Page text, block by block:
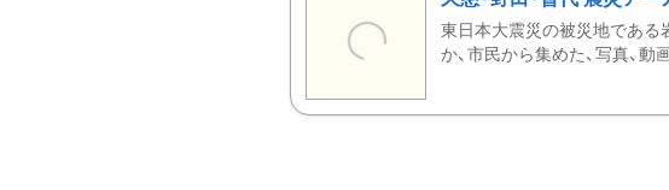
東日本大震災の被災地である
か、市民から集めた、写真、動